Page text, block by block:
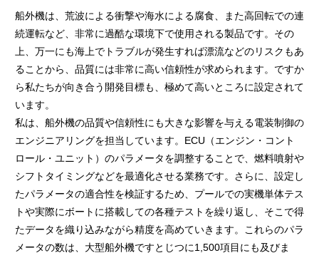
船外機は、荒波による衝撃や海水による腐食、また高回転での連
続運転など、非常に過酷な環境下で使用される製品です。その
上、万一にも海上でトラブルが発生すれば漂流などのリスクもあ
ることから、品質には非常に高い信頼性が求められます。ですか
ら私たちが向き合う開発目標も、極めて高いところに設定されて
います。
私は、船外機の品質や信頼性にも大きな影響を与える電装制御の
エンジニアリングを担当しています。ECU（エンジン・コント
ロール・ユニット）のパラメータを調整することで、燃料噴射や
シフトタイミングなどを最適化させる業務です。さらに、設定し
たパラメータの適合性を検証するため、プールでの実機単体テス
トや実際にボートに搭載しての各種テストを繰り返し、そこで得
たデータを織り込みながら精度を高めていきます。これらのパラ
メータの数は、大型船外機ですとじつに1,500項目にも及びま